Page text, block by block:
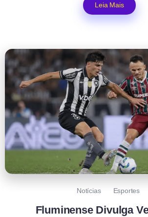
Leia Mais
Notícias Esportes
Fluminense Divulga